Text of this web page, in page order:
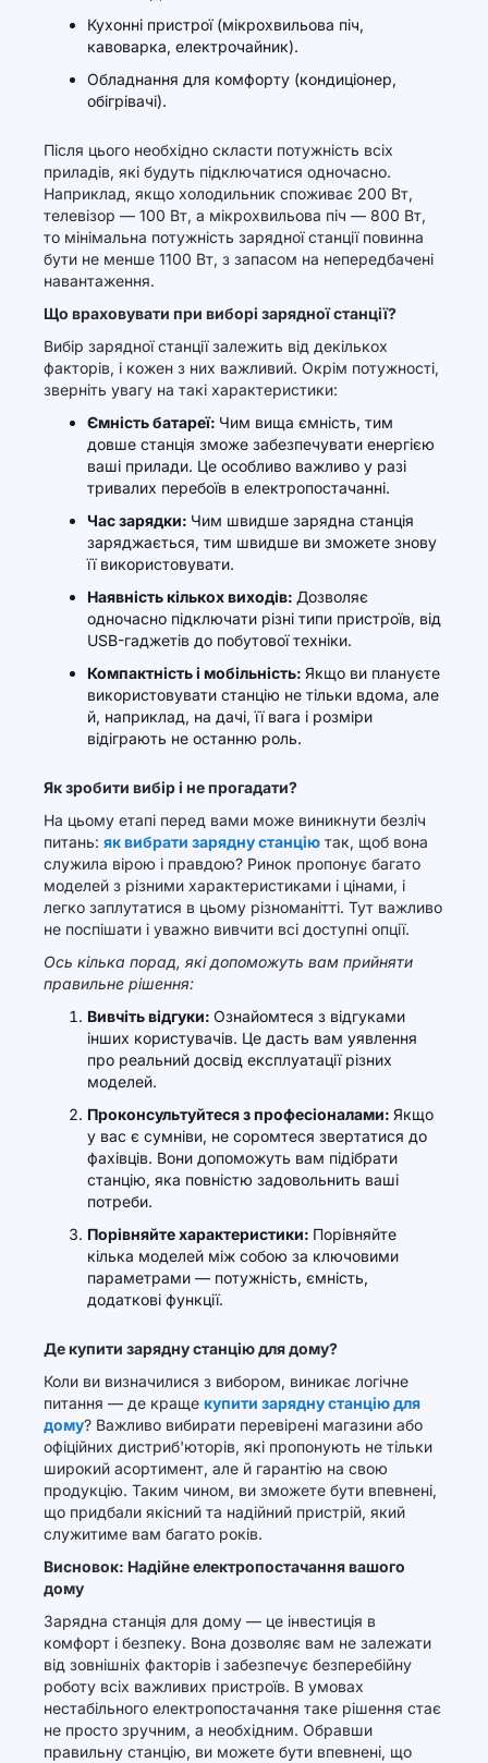
Кухонні пристрої (мікрохвильова піч,
кавоварка, електрочайник).
Обладнання для комфорту (кондиціонер,
обігрівачі).
Після цього необхідно скласти потужність всіх
приладів, які будуть підключатися одночасно.
Наприклад, якщо холодильник споживає 200 Вт,
телевізор — 100 Вт, а мікрохвильова піч — 800 Вт,
то мінімальна потужність зарядної станції повинна
бути не менше 1100 Вт, з запасом на непередбачені
навантаження.
Що враховувати при виборі зарядної станції?
Вибір зарядної станції залежить від декількох
факторів, і кожен з них важливий. Окрім потужності,
зверніть увагу на такі характеристики:
Ємність батареї: Чим вища ємність, тим
довше станція зможе забезпечувати енергією
ваші прилади. Це особливо важливо у разі
тривалих перебоїв в електропостачанні.
Час зарядки: Чим швидше зарядна станція
заряджається, тим швидше ви зможете знову
її використовувати.
Наявність кількох виходів: Дозволяє
одночасно підключати різні типи пристроїв, від
USB-гаджетів до побутової техніки.
Компактність і мобільність: Якщо ви плануєте
використовувати станцію не тільки вдома, але
й, наприклад, на дачі, її вага і розміри
відіграють не останню роль.
Як зробити вибір і не прогадати?
На цьому етапі перед вами може виникнути безліч
питань: як вибрати зарядну станцію так, щоб вона
служила вірою і правдою? Ринок пропонує багато
моделей з різними характеристиками і цінами, і
легко заплутатися в цьому різноманітті. Тут важливо
не поспішати і уважно вивчити всі доступні опції.
Ось кілька порад, які допоможуть вам прийняти
правильне рішення:
Вивчіть відгуки: Ознайомтеся з відгуками
інших користувачів. Це дасть вам уявлення
про реальний досвід експлуатації різних
моделей.
Проконсультуйтеся з професіоналами: Якщо
у вас є сумніви, не соромтеся звертатися до
фахівців. Вони допоможуть вам підібрати
станцію, яка повністю задовольнить ваші
потреби.
Порівняйте характеристики: Порівняйте
кілька моделей між собою за ключовими
параметрами — потужність, ємність,
додаткові функції.
Де купити зарядну станцію для дому?
Коли ви визначилися з вибором, виникає логічне
питання — де краще купити зарядну станцію для
дому? Важливо вибирати перевірені магазини або
офіційних дистриб'юторів, які пропонують не тільки
широкий асортимент, але й гарантію на свою
продукцію. Таким чином, ви зможете бути впевнені,
що придбали якісний та надійний пристрій, який
служитиме вам багато років.
Висновок: Надійне електропостачання вашого
дому
Зарядна станція для дому — це інвестиція в
комфорт і безпеку. Вона дозволяє вам не залежати
від зовнішніх факторів і забезпечує безперебійну
роботу всіх важливих пристроїв. В умовах
нестабільного електропостачання таке рішення стає
не просто зручним, а необхідним. Обравши
правильну станцію, ви можете бути впевнені, що